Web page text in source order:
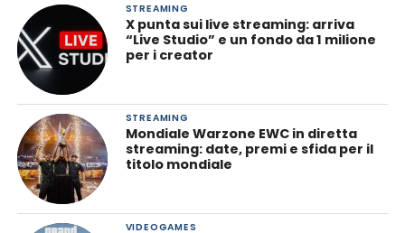
STREAMING
X punta sui live streaming: arriva
“Live Studio” e un fondo da 1 milione
per i creator
STREAMING
Mondiale Warzone EWC in diretta
streaming: date, premi e sfida per il
titolo mondiale
VIDEOGAMES